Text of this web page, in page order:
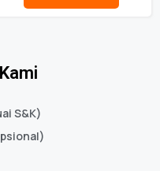
S&K)